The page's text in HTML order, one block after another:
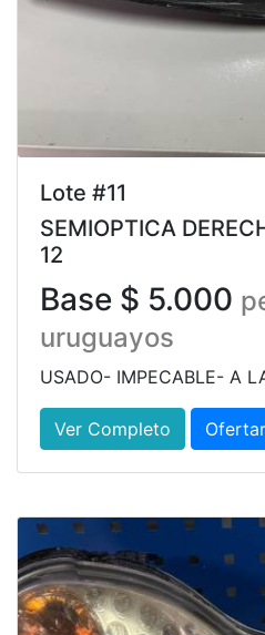
Lote #11
SEMIOPTICA
12
Base $ 5.000
uruguayos
USADO- IMPECABLE- A
Ver Completo Ofertar